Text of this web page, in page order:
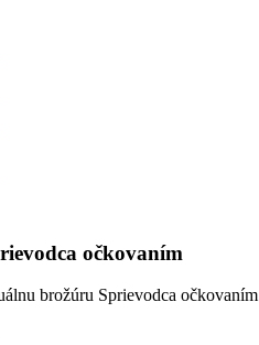
očkovaním
brožúru Sprievodca očkovaním